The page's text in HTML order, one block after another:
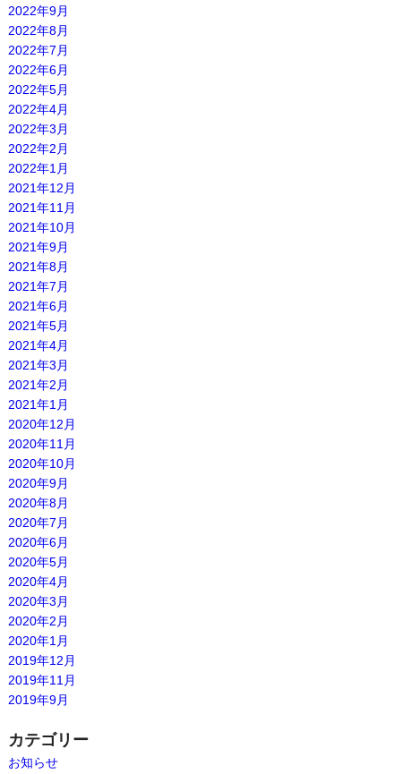
2022年9月
2022年8月
2022年7月
2022年6月
2022年5月
2022年4月
2022年3月
2022年2月
2022年1月
2021年12月
2021年11月
2021年10月
2021年9月
2021年8月
2021年7月
2021年6月
2021年5月
2021年4月
2021年3月
2021年2月
2021年1月
2020年12月
2020年11月
2020年10月
2020年9月
2020年8月
2020年7月
2020年6月
2020年5月
2020年4月
2020年3月
2020年2月
2020年1月
2019年12月
2019年11月
2019年9月
カテゴリー
お知らせ